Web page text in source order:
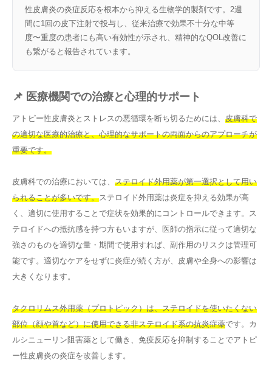
性皮膚炎の炎症反応を根本から抑える生物学的製剤です。2週
間に1回の皮下注射で投与し、従来治療で効果不十分な中等
度〜重度の患者にも高い有効性が示され、精神的なQOL改善に
も繋がると報告されています。
📌 医療機関での治療と心理的サポート
アトピー性皮膚炎とストレスの悪循環を断ち切るためには、 皮膚科で
の適切な医療的治療と、心理的なサポートの両面からのアプローチが
重要です。
皮膚科での治療においては、 ステロイド外用薬が第一選択として用い
られることが多いです。ステロイド外用薬は炎症を抑える効果が高
く、適切に使用することで症状を効果的にコントロールできます。ス
テロイドへの抵抗感を持つ方もいますが、医師の指示に従って適切な
強さのものを適切な量・期間で使用すれば、副作用のリスクは管理可
能です。適切なケアをせずに炎症が続く方が、皮膚や全身への影響は
大きくなります。
タクロリムス外用薬（プロトピック）は、ステロイドを使いたくない
部位（顔や首など）に使用できる非ステロイド系の抗炎症薬です。カ
ルシニューリン阻害薬として働き、免疫反応を抑制することでアトピ
ー性皮膚炎の炎症を改善します。